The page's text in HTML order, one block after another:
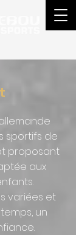
sportifs de
proposant
aux
variées et
un